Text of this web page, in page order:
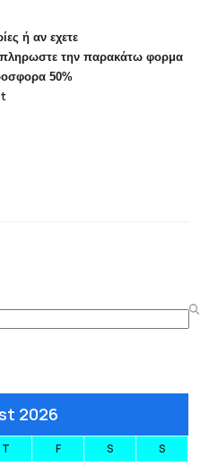
ή αν εχετε
ε την παρακάτω φορμα
50%
2026
T F S S